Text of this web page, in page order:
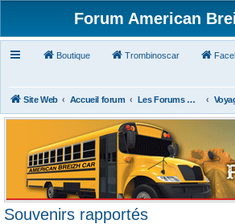
Forum American
Boutique Trombinoscar
Site Web Accueil forum Les Forums Divers
Souvenirs rapportés